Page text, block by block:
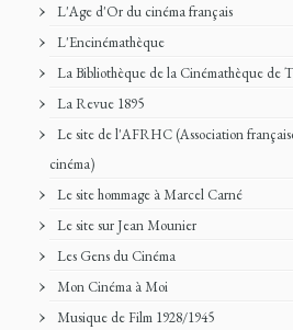
L'Age d'Or du cinéma français
L'Encinémathèque
La Bibliothèque de la Cinémathèque de
La Revue 1895
Le site de l'AFRHC (Association
cinéma)
Le site hommage à Marcel Carné
Le site sur Jean Mounier
Les Gens du Cinéma
Mon Cinéma à Moi
Musique de Film 1928/1945